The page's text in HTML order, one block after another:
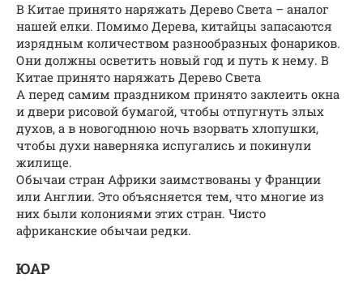
В Китае принято наряжать Дерево Света – аналог
нашей елки. Помимо Дерева, китайцы запасаются
изрядным количеством разнообразных фонариков.
Они должны осветить новый год и путь к нему. В
Китае принято наряжать Дерево Света
А перед самим праздником принято заклеить окна
и двери рисовой бумагой, чтобы отпугнуть злых
духов, а в новогоднюю ночь взорвать хлопушки,
чтобы духи наверняка испугались и покинули
жилище.
Обычаи стран Африки заимствованы у Франции
или Англии. Это объясняется тем, что многие из
них были колониями этих стран. Чисто
африканские обычаи редки.
ЮАР